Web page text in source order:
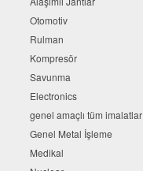
Otomotiv
Rulman
Kompresör
Savunma
Electronics
genel amaçlı tüm imalatlar
Genel Metal İşleme
Medikal